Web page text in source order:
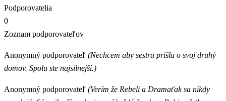
Podporovatelia
0
Zoznam podporovateľov
Anonymný podporovateľ (Nechcem aby sestra prišla o svoj druhý
domov. Spolu ste najsilnejší.)
Anonymný podporovateľ (Verím že Rebeli a Dramaťak sa nikdy